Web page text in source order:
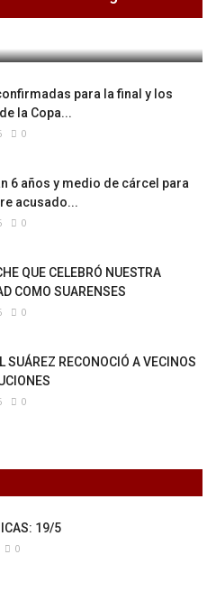
para la final y los
la Copa...
0
6 años y medio de cárcel para
acusado...
0
QUE CELEBRÓ NUESTRA
COMO SUARENSES
0
SUÁREZ RECONOCIÓ A VECINOS
0
19/5
0